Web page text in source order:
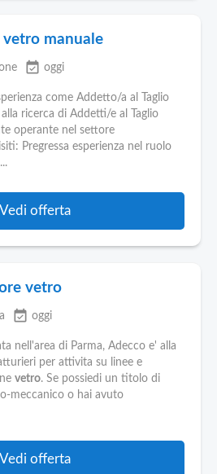
manuale
event_available oggi
come Addetto/a al Taglio
ricerca di Addetti/e al Taglio
operante nel settore
Pregressa esperienza nel ruolo
Vedi offerta
vetro
event_available oggi
nell'area di Parma, Adecco e' alla
per attivita su linee e
vetro. Se possiedi un titolo di
meccanico o hai avuto
Vedi offerta